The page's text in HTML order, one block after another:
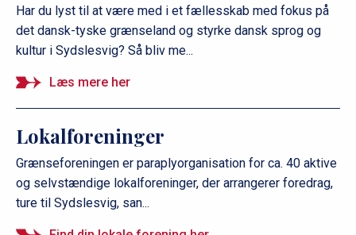
Har du lyst til at være med i et fællesskab med fokus på
det dansk-tyske grænseland og styrke dansk sprog og
kultur i Sydslesvig? Så bliv me...
Læs mere her
Lokalforeninger
Grænseforeningen er paraplyorganisation for ca. 40 aktive
og selvstændige lokalforeninger, der arrangerer foredrag,
ture til Sydslesvig, san...